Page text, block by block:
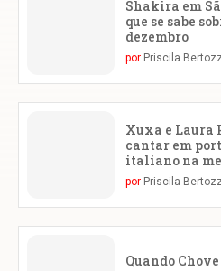
Shakira em
que se sabe
dezembro
por Priscila
Xuxa e Laura
cantar em
italiano na
por Priscila
Quando